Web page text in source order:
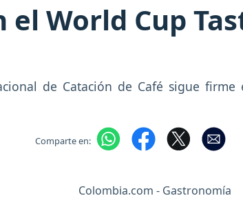
World Cup
de Catación de Café sigue
Comparte en:
Colombia.com - Gastronomía